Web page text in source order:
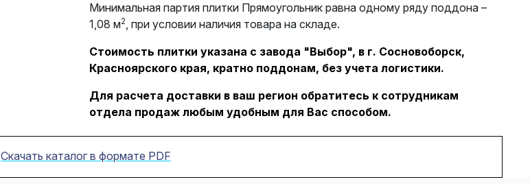
Минимальная партия плитки Прямоугольник равна одному ряду поддона –
1,08 м2, при условии наличия товара на складе.
Стоимость плитки указана с завода "Выбор", в г. Сосновоборск,
Красноярского края, кратно поддонам, без учета логистики.
Для расчета доставки в ваш регион обратитесь к сотрудникам
отдела продаж любым удобным для Вас способом.
Скачать каталог в формате PDF